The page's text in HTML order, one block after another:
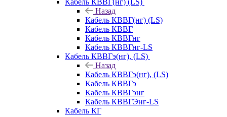
Кабель КВВГ(нг) (LS)
Назад
Кабель КВВГ(нг) (LS)
Кабель КВВГ
Кабель КВВГнг
Кабель КВВГнг-LS
Кабель КВВГэ(нг), (LS)
Назад
Кабель КВВГэ(нг), (LS)
Кабель КВВГэ
Кабель КВВГэнг
Кабель КВВГЭнг-LS
Кабель КГ